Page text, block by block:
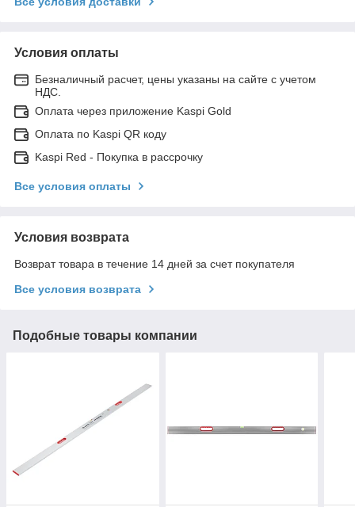
Условия оплаты
Безналичный расчет, цены указаны на сайте с учетом
НДС.
Оплата через приложение Kaspi Gold
Оплата по Kaspi QR коду
Kaspi Red - Покупка в рассрочку
Все условия оплаты
Условия возврата
Возврат товара в течение 14 дней за счет покупателя
Все условия возврата
Подобные товары компании